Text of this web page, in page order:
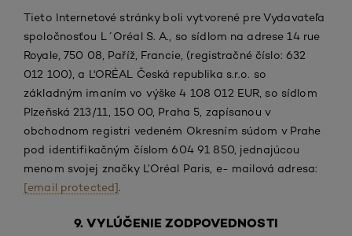
Tieto Internetové stránky boli vytvorené pre Vydavateľa
spoločnosťou L´Oréal S. A., so sídlom na adrese 14 rue
Royale, 750 08, Paříž, Francie, (registračné číslo: 632
012 100), a L'ORÉAL Česká republika s.r.o. so
základným imaním vo výške 4 108 012 EUR, so sídlom
Plzeňská 213/11, 150 00, Praha 5, zapísanou v
obchodnom registri vedeném Okresním súdom v Prahe
pod identifikačným číslom 604 91 850, jednajúcou
menom svojej značky L’Oréal Paris, e- mailová adresa:
[email protected].
9. VYLÚČENIE ZODPOVEDNOSTI